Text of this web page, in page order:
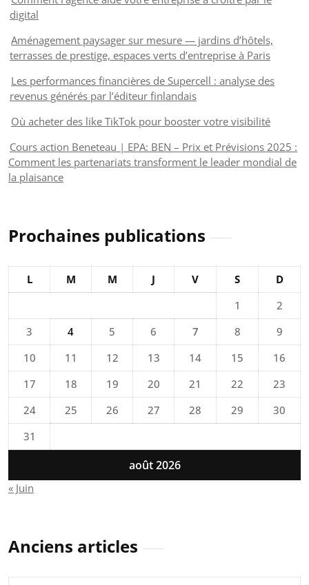
digital
Aménagement paysager sur mesure — jardins d’hôtels,
terrasses de prestige, espaces verts d’entreprise à Paris
Les performances financières de Supercell : analyse des
revenus générés par l’éditeur finlandais
Où acheter des like TikTok pour booster votre visibilité
Cours action Beneteau | EPA: BEN – Prix et Prévisions 2025 :
Comment les partenariats transforment le leader mondial de
la plaisance
Prochaines publications
août 2026
L M M J V S
D
1
2
3
4 5 6 7 8
9
10
11 12 13 14 15
16
17
18 19 20 21 22
23
24
25 26 27 28 29
30
31
« Juin
Anciens articles